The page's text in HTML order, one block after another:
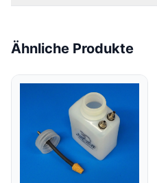
Ähnliche Produkte